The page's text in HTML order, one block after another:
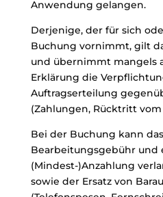
Anwendung gelangen.
Derjenige, der für sich
Buchung vornimmt, gilt
und übernimmt mangels
Erklärung die
Auftragserteilung
(Zahlungen, Rücktritt vom
Bei der Buchung kann
Bearbeitungsgebühr und
(Mindest-)Anzahlung
sowie der Ersatz von